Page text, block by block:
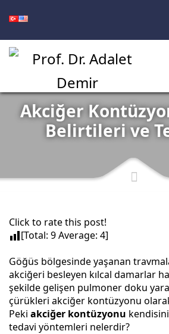
Akciğer
Belirtileri ve
Click to rate this post!
[Total: 9Average: 4]
Göğüs bölgesinde yaşanan
akciğeri besleyen kılcal damarlar
şekilde gelişen pulmoner doku
çürükleri akciğer kontüzyonu
Peki akciğer kontüzyonu
tedavi yöntemleri nelerdir?